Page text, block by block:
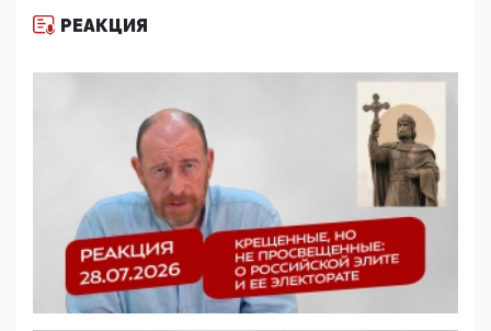
11:53, 09 Июня 2026
деятельность ИИТО ЮНЕСКО в России, но
цифроглобалисты продолжают определять
повестку в образовании
09:43, 01 Июня 2026
5G за счет здоровья граждан: Минцифры намерено
отобрать у регионов и муниципалитетов право
защищать жилые дома и социальные объекты от
05:58, 26 Мая 2026
Роскомнадзор освободили от борца с
деструктивным и опасным контентом
РЕАКЦИЯ